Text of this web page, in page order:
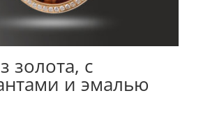
золота, с
и эмалью